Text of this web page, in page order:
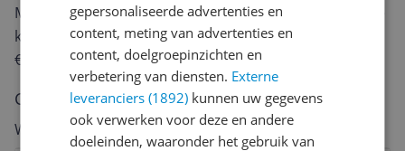
Met jouw mening help je andere bezoekers een betere
keuze te maken én maak je iedere maand kans op
€250,-!
Klik hier voor de actievoorwaarden.
Cijfer
Welk cijfer geef jij dit product?
gepersonaliseerde advertenties en
content, meting van advertenties en
content, doelgroepinzichten en
verbetering van diensten. Externe
leveranciers (1892) kunnen uw gegevens
ook verwerken voor deze en andere
doeleinden, waaronder het gebruik van